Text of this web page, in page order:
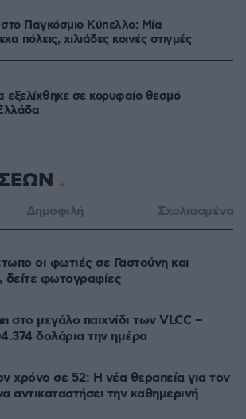
Παγκόσμιο Kύπελλο: Μία
πόλεις, χιλιάδες κοινές στιγμές
εξελίχθηκε σε κορυφαίο θεσμό
Δημοφιλή Σχολιασμένα
οι φωτιές σε Γαστούνη και
δείτε φωτογραφίες
στο μεγάλο παιχνίδι των VLCC –
δολάρια την ημέρα
χρόνο σε 52: Η νέα θεραπεία για τον
αντικαταστήσει την καθημερινή